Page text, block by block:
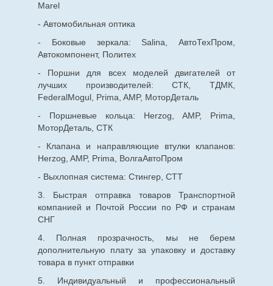
Marel
- Автомобильная оптика
- Боковые зеркала: Salina, АвтоТехПром,
Автокомпонент, Политех
- Поршни для всех моделей двигателей от
лучших производителей: СТК, ТДМК,
FederalMogul, Prima, AMP, МоторДеталь
- Поршневые кольца: Herzog, AMP, Prima,
МоторДеталь, СТК
- Клапана и направляющие втулки клапанов:
Herzog, AMP, Prima, ВолгаАвтоПром
- Выхлопная система: Стингер, СТТ
3. Быстрая отправка товаров Транспортной
компанией и Почтой России по РФ и странам
СНГ
4. Полная прозрачность, мы не берем
дополнительную плату за упаковку и доставку
товара в пункт отправки
5. Индивидуальный и профессиональный